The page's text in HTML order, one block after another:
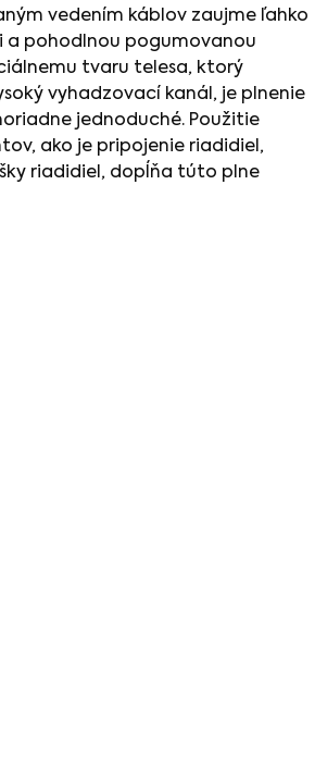
vedením káblov zaujme ľahko
a pohodlnou pogumovanou
tvaru telesa, ktorý
vyhadzovací kanál, je plnenie
jednoduché. Použitie
ako je pripojenie riadidiel,
riadidiel, dopĺňa túto plne